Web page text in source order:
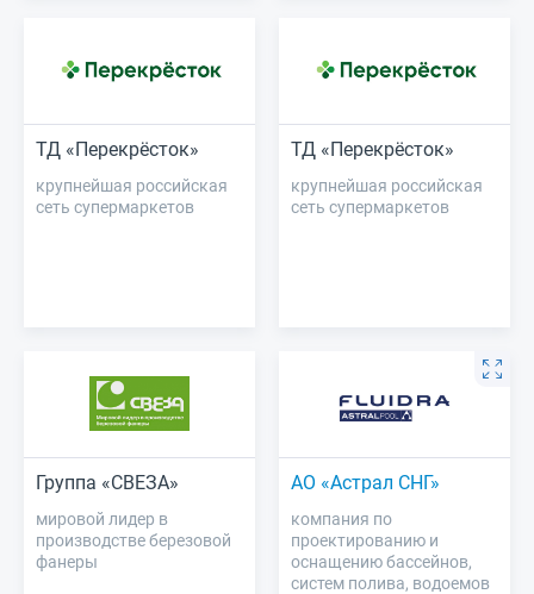
ТД «Перекрёсток»
крупнейшая российская
сеть супермаркетов
ТД «Перекрёсток»
крупнейшая российская
сеть супермаркетов
Группа «СВЕЗА»
мировой лидер в
производстве березовой
фанеры
АО «Астрал СНГ»
компания по
проектированию и
оснащению бассейнов,
систем полива, водоемов